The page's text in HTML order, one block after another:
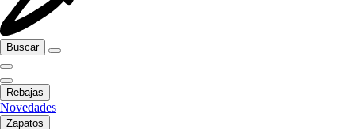
Buscar
Rebajas
Novedades
Zapatos